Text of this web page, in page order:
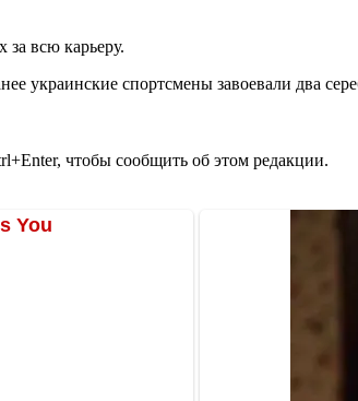
всю карьеру.
украинские спортсмены завоевали два
чтобы сообщить об этом редакции.